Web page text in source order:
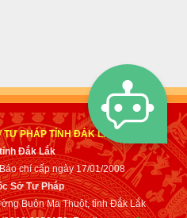
PHÁP TỈNH ĐẮK LẮK
Đắk Lắk
chí cấp ngày 17/01/2008
Sở Tư Pháp
Buôn Ma Thuột, tỉnh Đắk Lắk